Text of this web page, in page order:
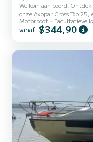
Welkom aan boord!
onze Axopar Cross Top
ontworpen om
te bieden. Met zijn
Motorboot Facultatieve
vanaf $344,90